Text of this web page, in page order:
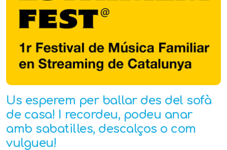
Us esperem per ballar des del sofà
de casa! I recordeu, podeu anar
amb sabatilles, descalços o com
vulgueu!